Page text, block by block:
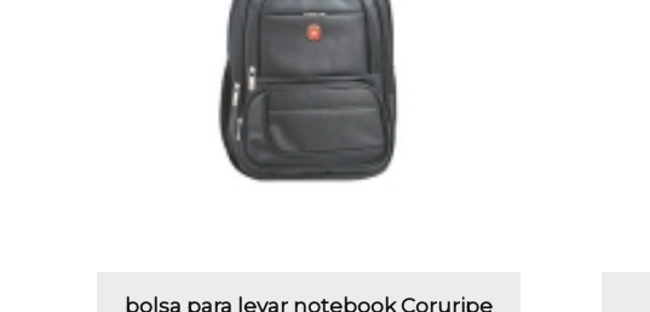
bolsa para levar notebook Coruripe